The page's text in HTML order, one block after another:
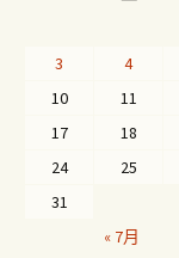
3
4
10
11
17
18
24
25
31
« 7月